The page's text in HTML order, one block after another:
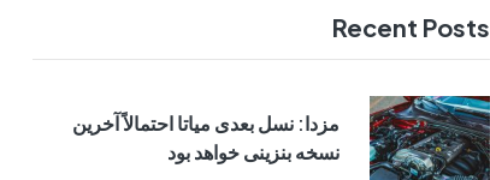
Recent Posts
مزدا: نسل بعدی میاتا احتمالاً آخرین
نسخه بنزینی خواهد بود